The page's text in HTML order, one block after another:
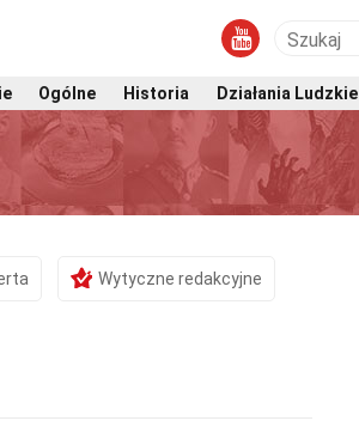
Ogólne Historia Działania Ludzkie
Wytyczne redakcyjne